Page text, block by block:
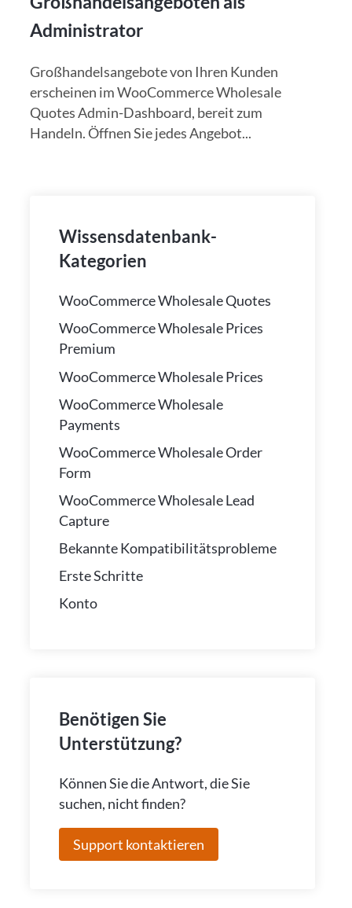
Administrator
Großhandelsangebote von Ihren Kunden
erscheinen im WooCommerce Wholesale
Quotes Admin-Dashboard, bereit zum
Handeln. Öffnen Sie jedes Angebot...
Wissensdatenbank-
Kategorien
WooCommerce Wholesale Quotes
WooCommerce Wholesale Prices
Premium
WooCommerce Wholesale Prices
WooCommerce Wholesale
Payments
WooCommerce Wholesale Order
Form
WooCommerce Wholesale Lead
Capture
Bekannte Kompatibilitätsprobleme
Erste Schritte
Konto
Benötigen Sie
Unterstützung?
Können Sie die Antwort, die Sie
suchen, nicht finden?
Support kontaktieren